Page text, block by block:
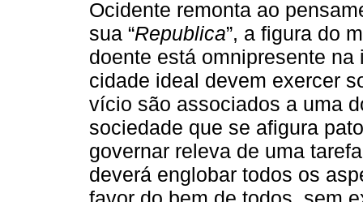
Ocidente remonta ao
sua “Republica”, a figura do
doente está omnipresente
cidade ideal devem exercer
vício são associados a uma
sociedade que se afigura
governar releva de uma
deverá englobar todos os